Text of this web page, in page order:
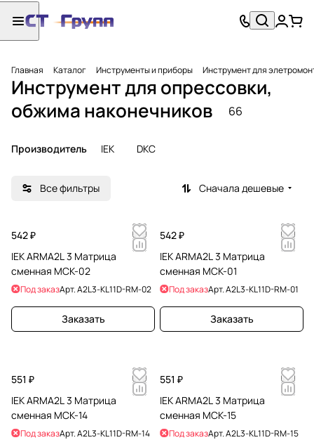
Главная Каталог Инструменты и приборы Инструмент для
Инструмент для опрессовки,
обжима наконечников
66
Производитель IEK DKC
Все фильтры Сначала дешевые
542 ₽
IEK ARMA2L 3 Матрица
сменная МСК-02
Под заказАрт.A2L3-KL11D-RM-02
Заказать
542 ₽
IEK ARMA2L 3 Матрица
сменная МСК-01
Под заказАрт.A2L3-KL11D-RM-01
Заказать
551 ₽
IEK ARMA2L 3 Матрица
сменная МСК-14
Под заказАрт.A2L3-KL11D-RM-14
551 ₽
IEK ARMA2L 3 Матрица
сменная МСК-15
Под заказАрт.A2L3-KL11D-RM-15